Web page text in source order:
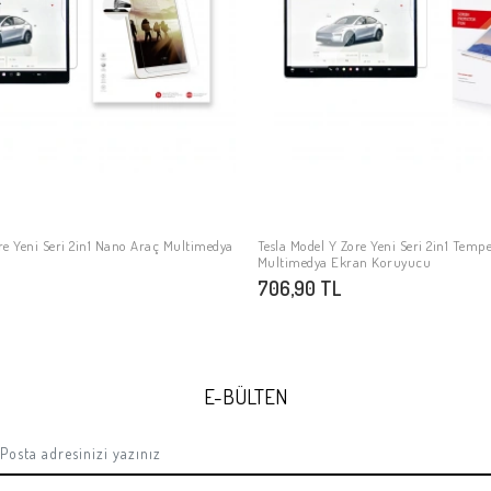
SEPETE EKLE
Yeni Seri 2in1 Nano Araç Multimedya
SEPETE EKLE
Tesla Model Y Zore Yeni Seri 2in1
Multimedya Ekran Koruyucu
706,90 TL
E-BÜLTEN